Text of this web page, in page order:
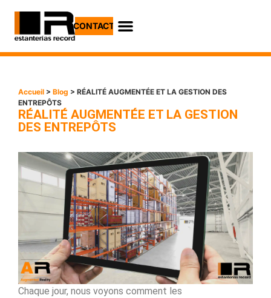
CONTACT
Accueil > Blog > RÉALITÉ AUGMENTÉE ET LA GESTION DES
ENTREPÔTS
RÉALITÉ AUGMENTÉE ET LA GESTION
DES ENTREPÔTS
Chaque jour, nous voyons comment les